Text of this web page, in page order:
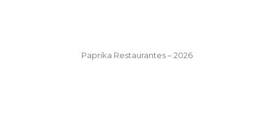
Paprika Restaurantes – 2026